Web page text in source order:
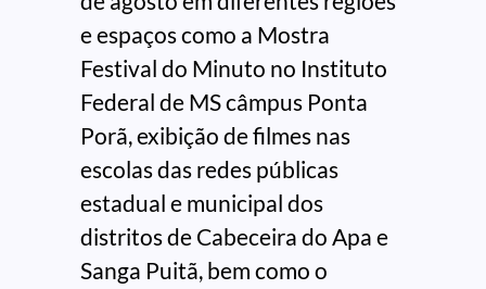
e espaços como a Mostra
Festival do Minuto no Instituto
Federal de MS câmpus Ponta
Porã, exibição de filmes nas
escolas das redes públicas
estadual e municipal dos
distritos de Cabeceira do Apa e
Sanga Puitã, bem como o